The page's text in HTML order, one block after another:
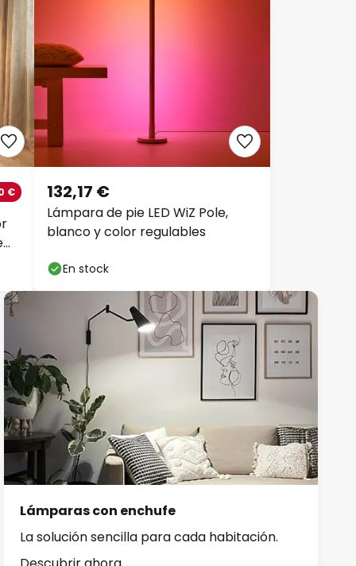
€
Lámpara de pie LED WiZ Pole,
blanco y color regulables
132,17 €
En stock
Lámparas con enchufe
La solución sencilla para cada habitación.